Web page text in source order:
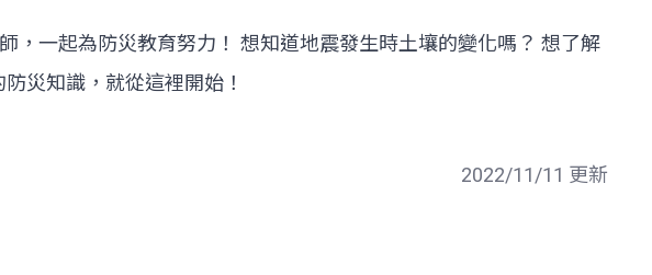
一起為防災教育努力！ 想知道地震發生時土壤的變化嗎？ 想了解
災知識，就從這裡開始！
2022/11/11 更新